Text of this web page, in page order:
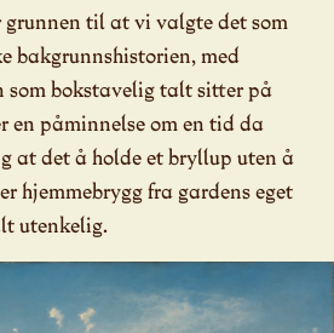
til at vi valgte det som
bakgrunnshistorien, med
som bokstavelig talt sitter på
en påminnelse om en tid da
at det å holde et bryllup uten å
hjemmebrygg fra gardens eget
utenkelig.